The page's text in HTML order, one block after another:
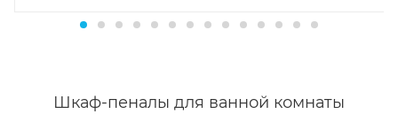
Шкаф-пеналы для ванной комнаты